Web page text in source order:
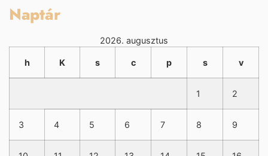
Naptár
2026. augusztus
h K s c p s v
1 2
3 4 5 6 7 8 9